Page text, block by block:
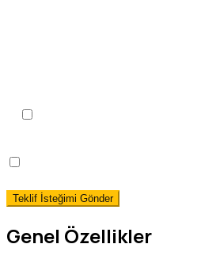
Genel Özellikler